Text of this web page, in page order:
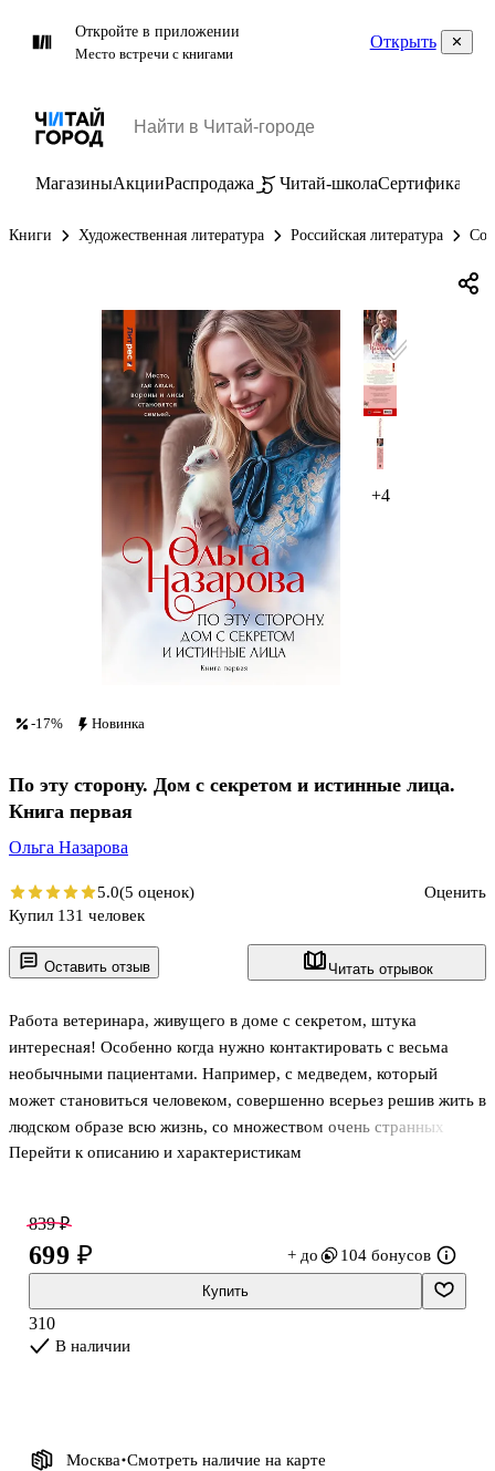
Откройте в приложении
Место встречи с книгами
Открыть
МагазиныАкцииРаспродажа Читай-школаСертификаты
Книги Художественная литература Российская литература
+4
Оставить отзыв Читать отрывок
Работа ветеринара, живущего в доме с секретом, штука
интересная! Особенно когда нужно контактировать с весьма
необычными пациентами. Например, с медведем, который
может становиться человеком, совершенно всерьез решив жить в
людском образе всю жизнь, со множеством очень странных
горностаев. Но все необычные существа не идут ни в какое
перед Таней жертвами стечения обстоятельств, но не все так
просто. Трое приятелей, попавших в неожиданные условия, еще
покажут себя! А дом и его обитатели, в свою очередь,
понаблюдают за ними. А может, и не только понаблюдают.
Перейти к описанию и характеристикам
-17% Новинка
По эту сторону. Дом с секретом и истинные лица.
Книга первая
Ольга Назарова
5.0(5 оценок)
Оценить
Купил 131 человек
839 ₽
699 ₽ + до 104 бонусов
Купить
310
В наличии
Москва Смотреть наличие на карте